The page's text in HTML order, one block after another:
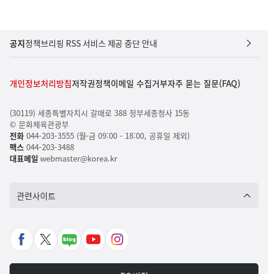
공지정책브리핑 RSS 서비스 제공 중단 안내
개인정보처리방침저작권정책이메일 수집거부자주 묻는 질문(FAQ)
(30119) 세종특별자치시 갈매로 388 정부세종청사 15동
© 문화체육관광부
전화044-203-3555 (월-금 09:00 - 18:00, 공휴일 제외)
팩스044-203-3488
대표메일 webmaster@korea.kr
관련사이트
페
X
네
유
인